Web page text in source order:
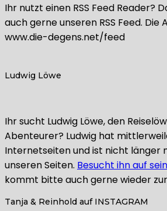
Ihr nutzt einen RSS Feed Reader?
auch gerne unseren RSS Feed. Die
www.die-degens.net/feed
Ludwig Löwe
Ihr sucht Ludwig Löwe, den
Abenteurer? Ludwig hat
Internetseiten und ist nicht länger
unseren Seiten. Besucht ihn auf
kommt bitte auch gerne wieder
Tanja & Reinhold auf INSTAGRAM